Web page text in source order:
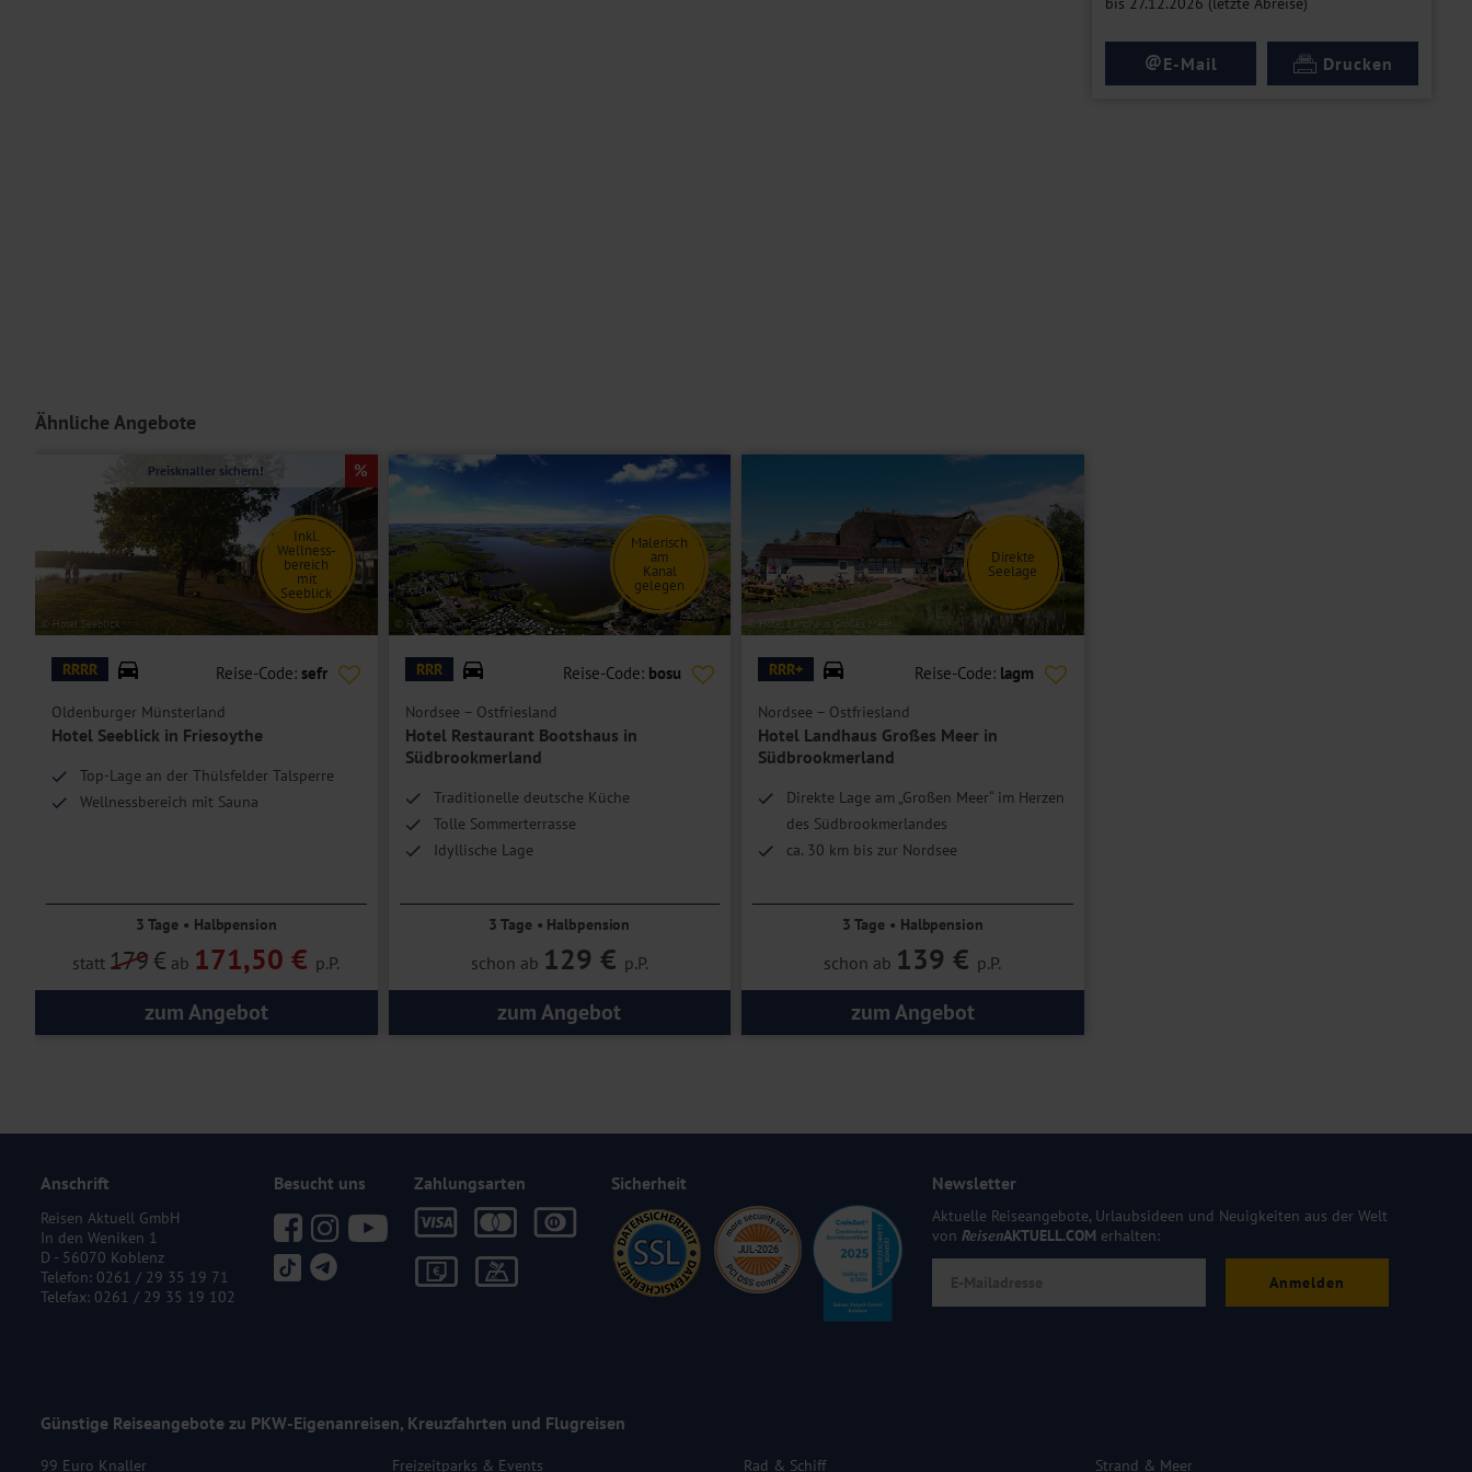
@E-Mail Drucken
Ähnliche Angebote
© Hotel Seeblick
Inkl.
Wellness-
bereich
mit
Seeblick
Preisknaller sichern!
RRRR Reise-Code: sefr
Oldenburger Münsterland
Hotel Seeblick in Friesoythe
Top-Lage an der Thülsfelder Talsperre
Wellnessbereich mit Sauna
3 Tage • Halbpension
statt 179€ ab 171,50 € p.P.
zum Angebot
© HansJoachim - stock.adobe.com
Malerisch
am
Kanal
gelegen
RRR Reise-Code: bosu
Nordsee – Ostfriesland
Hotel Restaurant Bootshaus in
Südbrookmerland
Traditionelle deutsche Küche
Tolle Sommerterrasse
Idyllische Lage
3 Tage • Halbpension
schon ab 129 € p.P.
zum Angebot
© Hotel Landhaus Großes Meer
Direkte
Seelage
RRR+ Reise-Code: lagm
Nordsee – Ostfriesland
Hotel Landhaus Großes Meer in
Südbrookmerland
Direkte Lage am „Großen Meer“ im Herzen
des Südbrookmerlandes
ca. 30 km bis zur Nordsee
3 Tage • Halbpension
schon ab 139 € p.P.
zum Angebot
Anschrift
Reisen Aktuell GmbH
In den Weniken 1
D - 56070 Koblenz
Telefon: 0261 / 29 35 19 71
Telefax: 0261 / 29 35 19 102
Besucht uns Zahlungsarten Sicherheit Newsletter
Aktuelle Reiseangebote, Urlaubsideen und Neuigkeiten aus der Welt
von ReisenAKTUELL.COM erhalten:
Anmelden
Günstige Reiseangebote zu PKW-Eigenanreisen, Kreuzfahrten und Flugreisen
99 Euro Knaller Freizeitparks & Events Rad & Schiff Strand & Meer